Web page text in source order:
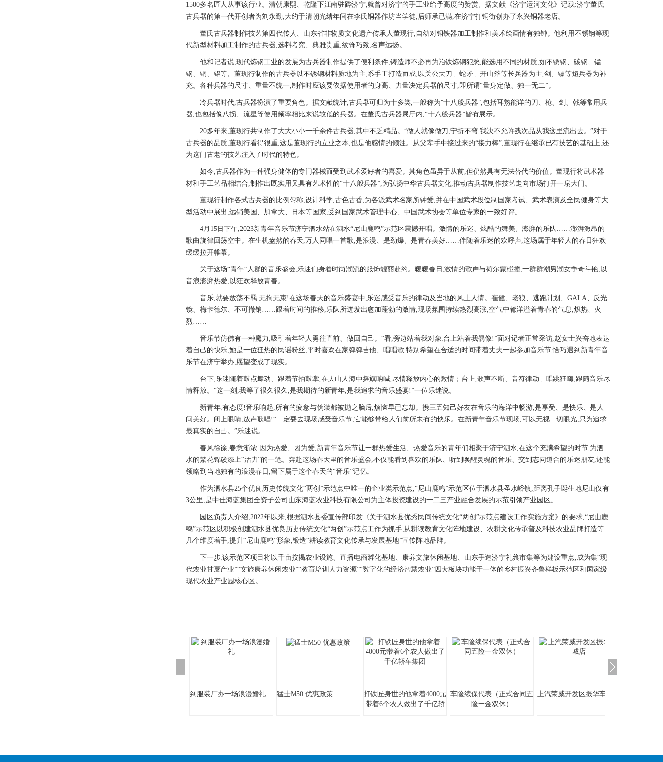
1500多名匠人从事该行业。清朝康熙、乾隆下江南驻跸济宁,就曾对济宁的手工业给予高度的赞赏。据文献《济宁运河文化》记载:济宁董氏
古兵器的第一代开创者为刘永勤,大约于清朝光绪年间在李氏铜器作坊当学徒,后师承已满,在济宁打铜街创办了永兴铜器老店。
董氏古兵器制作技艺第四代传人、山东省非物质文化遗产传承人董现行,自幼对铜铁器加工制作和美术绘画情有独钟。他利用不锈钢等现
代新型材料加工制作的古兵器,选料考究、典雅贵重,纹饰巧致,名声远扬。
他和记者说,现代炼钢工业的发展为古兵器制作提供了便利条件,铸造师不必再为冶铁炼钢犯愁,能选用不同的材质,如不锈钢、碳钢、锰
钢、铜、铝等。董现行制作的古兵器以不锈钢材料质地为主,系手工打造而成,以关公大刀、蛇矛、开山斧等长兵器为主,剑、镖等短兵器为补
充。各种兵器的尺寸、重量不统一,制作时应该要依据使用者的身高、力量决定兵器的尺寸,即所谓“量身定做、独一无二”。
冷兵器时代,古兵器扮演了重要角色。据文献统计,古兵器可归为十多类,一般称为“十八般兵器”,包括耳熟能详的刀、枪、剑、戟等常用兵
器,也包括像八拐、流星等使用频率相比来说较低的兵器。在董氏古兵器展厅内,“十八般兵器”皆有展示。
20多年来,董现行共制作了大大小小一千余件古兵器,其中不乏精品。“做人就像做刀,宁折不弯,我决不允许残次品从我这里流出去。”对于
古兵器的品质,董现行看得很重,这是董现行的立业之本,也是他感情的倾注。从父辈手中接过来的“接力棒”,董现行在继承已有技艺的基础上,还
为这门古老的技艺注入了时代的特色。
如今,古兵器作为一种强身健体的专门器械而受到武术爱好者的喜爱。其角色虽异于从前,但仍然具有无法替代的价值。董现行将武术器
材和手工艺品相结合,制作出既实用又具有艺术性的“十八般兵器”,为弘扬中华古兵器文化,推动古兵器制作技艺走向市场打开一扇大门。
董现行制作各式古兵器的比例匀称,设计科学,古色古香,为各派武术名家所钟爱,并在中国武术段位制国家考试、武术表演及全民健身等大
型活动中展出,远销美国、加拿大、日本等国家,受到国家武术管理中心、中国武术协会等单位专家的一致好评。
4月15日下午,2023新青年音乐节济宁泗水站在泗水“尼山鹿鸣”示范区震撼开唱。激情的乐迷、炫酷的舞美、澎湃的乐队……澎湃激昂的
歌曲旋律回荡空中。在生机盎然的春天,万人同唱一首歌,是浪漫、是劲爆、是青春美好……伴随着乐迷的欢呼声,这场属于年轻人的春日狂欢
缓缓拉开帷幕。
关于这场“青年”人群的音乐盛会,乐迷们身着时尚潮流的服饰靓丽赴约。暖暖春日,激情的歌声与荷尔蒙碰撞,一群群潮男潮女争奇斗艳,以
音浪澎湃热爱,以狂欢释放青春。
音乐,就要放荡不羁,无拘无束!在这场春天的音乐盛宴中,乐迷感受音乐的律动及当地的风土人情。崔健、老狼、逃跑计划、GALA、反光
镜、梅卡德尔、不可撤销……跟着时间的推移,乐队所迸发出愈加蓬勃的激情,现场氛围持续热烈高涨,空气中都洋溢着青春的气息,炽热、火
烈……
音乐节仿佛有一种魔力,吸引着年轻人勇往直前、做回自己。“看,旁边站着我对象,台上站着我偶像!”面对记者正常采访,赵女士兴奋地表达
着自己的快乐,她是一位狂热的民谣粉丝,平时喜欢在家弹弹吉他、唱唱歌,特别希望在合适的时间带着丈夫一起参加音乐节,恰巧遇到新青年音
乐节在济宁举办,愿望变成了现实。
台下,乐迷随着鼓点舞动、跟着节拍鼓掌,在人山人海中摇旗呐喊,尽情释放内心的激情；台上,歌声不断、音符律动、唱跳狂嗨,跟随音乐尽
情释放。“这一刻,我等了很久很久,是我期待的新青年,是我追求的音乐盛宴!”一位乐迷说。
新青年,有态度!音乐响起,所有的疲惫与伪装都被抛之脑后,烦恼早已忘却。携三五知己好友在音乐的海洋中畅游,是享受、是快乐、是人
间美好。闭上眼睛,放声歌唱!“一定要去现场感受音乐节,它能够带给人们前所未有的快乐。在新青年音乐节现场,可以无视一切眼光,只为追求
最真实的自己。”乐迷说。
春风徐徐,春意渐浓!因为热爱、因为爱,新青年音乐节让一群热爱生活、热爱音乐的青年们相聚于济宁泗水,在这个充满希望的时节,为泗
水的繁花锦簇添上“活力”的一笔。奔赴这场春天里的音乐盛会,不仅能看到喜欢的乐队、听到唤醒灵魂的音乐、交到志同道合的乐迷朋友,还能
领略到当地独有的浪漫春日,留下属于这个春天的“音乐”记忆。
作为泗水县25个优良历史传统文化“两创”示范点中唯一的企业类示范点,“尼山鹿鸣”示范区位于泗水县圣水峪镇,距离孔子诞生地尼山仅有
3公里,是中佳海蓝集团全资子公司山东海蓝农业科技有限公司为主体投资建设的一二三产业融合发展的示范引领产业园区。
园区负责人介绍,2022年以来,根据泗水县委宣传部印发《关于泗水县优秀民间传统文化“两创”示范点建设工作实施方案》的要求,“尼山鹿
鸣”示范区以积极创建泗水县优良历史传统文化“两创”示范点工作为抓手,从耕读教育文化阵地建设、农耕文化传承普及科技农业品牌打造等
几个维度着手,提升“尼山鹿鸣”形象,锻造“耕读教育文化传承与发展基地”宣传阵地品牌。
下一步,该示范区项目将以千亩按揭农业设施、直播电商孵化基地、康养文旅休闲基地、山东手造济宁礼飨市集等为建设重点,成为集“现
代农业甘薯产业”“文旅康养休闲农业”“教育培训人力资源”“数字化的经济智慧农业”四大板块功能于一体的乡村振兴齐鲁样板示范区和国家级
现代农业产业园核心区。
到服装厂办一场浪漫婚礼 猛士M50 优惠政策
打铁匠身世的他拿着4000元
带着6个农人做出了千亿轿
车险续保代表（正式合同五
险一金双休）
上汽荣威开发区振华车城店